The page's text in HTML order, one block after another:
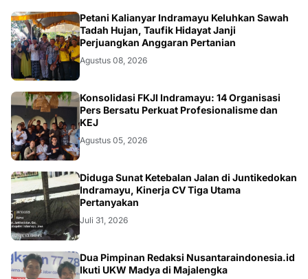
Petani Kalianyar Indramayu Keluhkan Sawah
Tadah Hujan, Taufik Hidayat Janji
Perjuangkan Anggaran Pertanian
Agustus 08, 2026
Konsolidasi FKJI Indramayu: 14 Organisasi
Pers Bersatu Perkuat Profesionalisme dan
KEJ
Agustus 05, 2026
KRIMINAL
Diduga Sunat Ketebalan Jalan di Juntikedokan
Indramayu, Kinerja CV Tiga Utama
Pertanyakan
Juli 31, 2026
Dua Pimpinan Redaksi Nusantaraindonesia.id
Ikuti UKW Madya di Majalengka